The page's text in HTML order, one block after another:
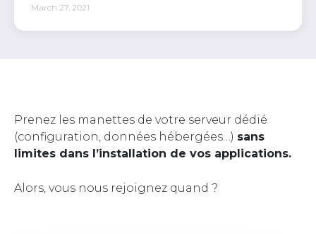
March 27, 2021
Prenez les manettes de votre serveur dédié
(configuration, données hébergées…) sans
limites dans l’installation de vos applications.
Alors, vous nous rejoignez quand ?